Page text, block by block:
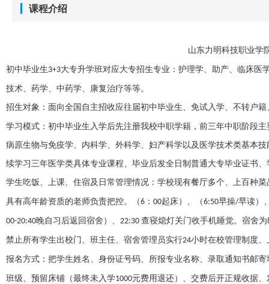
课程介绍
山东力明科技职业学
初中毕业生3+3大专升学班对应大专招生专业： 护理学、助产、临床医
技术、药学、中药学、康复治疗等等。
招生对象：面向全国自主招收应往届初中毕业生、免试入学、不转户
学习模式：初中毕业生入学后先注册我校中职学籍，前三年中职阶段
病原生物与免疫学、内科学、外科学、妇产科学以及医学技术类基本
续学习三年医学类具体专业课程、毕业后发全日制普通大专毕业证书
学生吃饭、上课、住宿及日常管理情况：学校现有餐厅多个、上百种
具有高年龄资质的老师负责把控。（6 ： 00起床）、（6:50早操/早读）
00-20:40晚自习后返回宿舍）、 22:30 查寝熄灯关门收手机睡觉。宿舍为
禁止所有学生出校门、班主任、宿舍管理员实行24小时在校管理制度
报名方式：把学生姓名、身份证号码、所报专业名称、录取通知书邮
班级、预留床铺（最终未入学1000元费用退还）、交费后开正规收据